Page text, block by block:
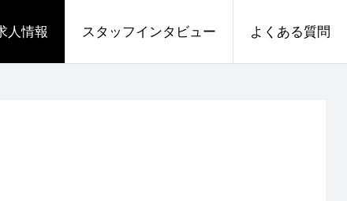
人情報 スタッフインタビュー よくある質問